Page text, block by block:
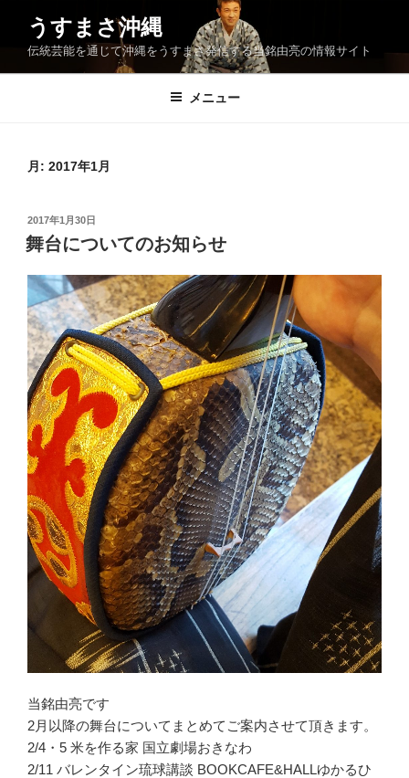
ン
うすまさ沖縄
伝統芸能を通じて沖縄をうすまさ発信する当銘由亮の情報サイト
メニュー
月: 2017年1月
投
稿
日:
2017年1月30日
舞台についてのお知らせ
当銘由亮です
2月以降の舞台についてまとめてご案内させて頂きます。
2/4・5 米を作る家 国立劇場おきなわ
2/11 バレンタイン琉球講談 BOOKCAFE&HALLゆかるひ